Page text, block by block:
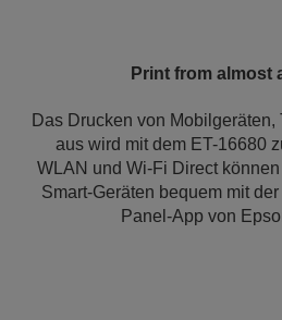
Print from almost
Das Drucken von
aus wird mit dem ET-16680
WLAN und Wi-Fi Direct
Smart-Geräten bequem mit
Panel-App von